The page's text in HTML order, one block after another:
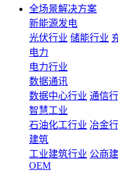
全场景解决方案
新能源发电
光伏行业 储能行业
电力
电力行业
数据通讯
数据中心行业 通信
智慧工业
石油化工行业 冶金
建筑
工业建筑行业 公商
OEM